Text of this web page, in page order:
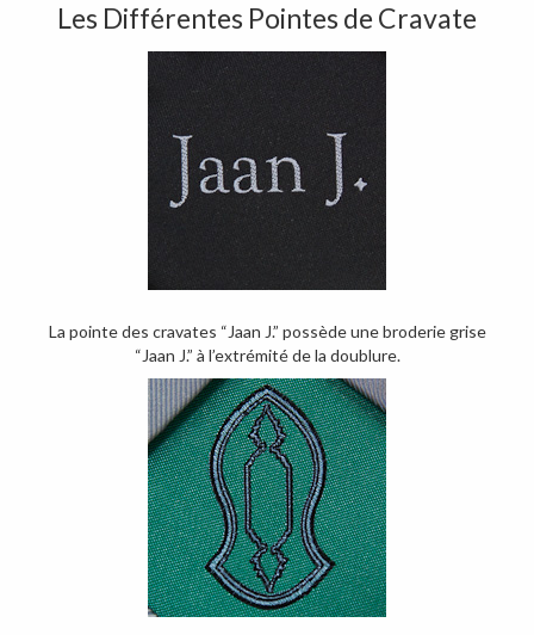
Les Différentes Pointes de Cravate
La pointe des cravates “Jaan J.” possède une broderie grise
“Jaan J.” à l’extrémité de la doublure.